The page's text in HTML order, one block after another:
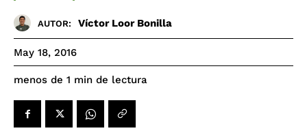
AUTOR: Víctor Loor Bonilla
May 18, 2016
menos de 1 min de lectura